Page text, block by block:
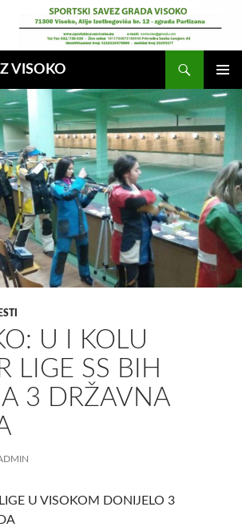
VISOKO
GLAVNI
MENI
U I KOLU
LIGE SS BIH
3 DRŽAVNA
LIGE U VISOKOM DONIJELO 3